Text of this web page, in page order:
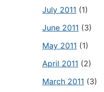
July 2011 (1)
June 2011 (3)
May 2011 (1)
April 2011 (2)
March 2011 (3)